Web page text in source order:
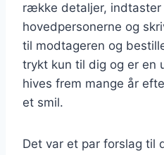
række detaljer, indtaster
hovedpersonerne og
til modtageren og
trykt kun til dig og er en
hives frem mange år
et smil.
Det var et par forslag til